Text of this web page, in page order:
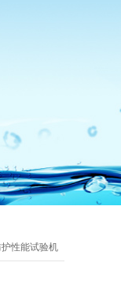
性能试验机